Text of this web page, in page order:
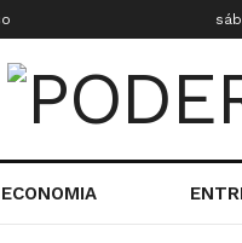
ECONOMIA